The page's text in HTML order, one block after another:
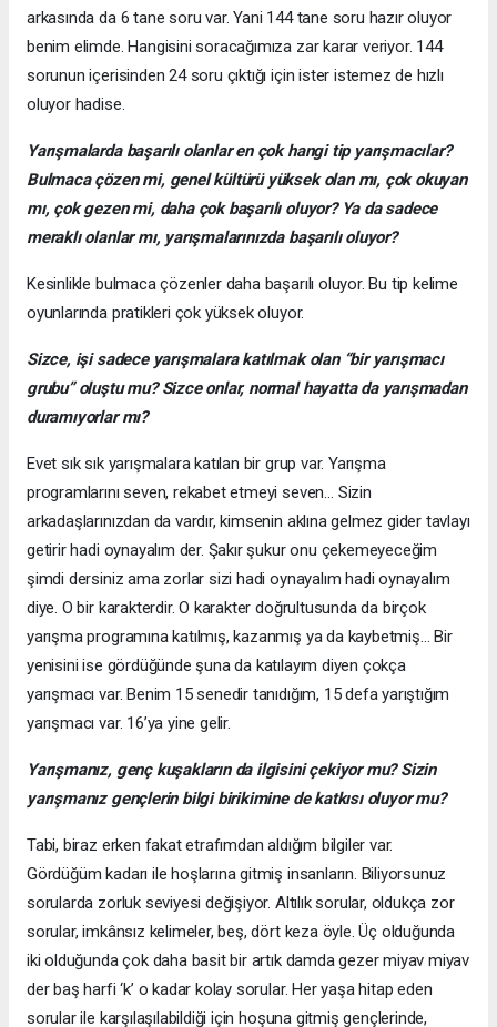
arkasında da 6 tane soru var. Yani 144 tane soru hazır oluyor
benim elimde. Hangisini soracağımıza zar karar veriyor. 144
sorunun içerisinden 24 soru çıktığı için ister istemez de hızlı
oluyor hadise.
Yarışmalarda başarılı olanlar en çok hangi tip yarışmacılar?
Bulmaca çözen mi, genel kültürü yüksek olan mı, çok okuyan
mı, çok gezen mi, daha çok başarılı oluyor? Ya da sadece
meraklı olanlar mı, yarışmalarınızda başarılı oluyor?
Kesinlikle bulmaca çözenler daha başarılı oluyor. Bu tip kelime
oyunlarında pratikleri çok yüksek oluyor.
Sizce, işi sadece yarışmalara katılmak olan “bir yarışmacı
grubu” oluştu mu? Sizce onlar, normal hayatta da yarışmadan
duramıyorlar mı?
Evet sık sık yarışmalara katılan bir grup var. Yarışma
programlarını seven, rekabet etmeyi seven… Sizin
arkadaşlarınızdan da vardır, kimsenin aklına gelmez gider tavlayı
getirir hadi oynayalım der. Şakır şukur onu çekemeyeceğim
şimdi dersiniz ama zorlar sizi hadi oynayalım hadi oynayalım
diye. O bir karakterdir. O karakter doğrultusunda da birçok
yarışma programına katılmış, kazanmış ya da kaybetmiş… Bir
yenisini ise gördüğünde şuna da katılayım diyen çokça
yarışmacı var. Benim 15 senedir tanıdığım, 15 defa yarıştığım
yarışmacı var. 16’ya yine gelir.
Yarışmanız, genç kuşakların da ilgisini çekiyor mu? Sizin
yarışmanız gençlerin bilgi birikimine de katkısı oluyor mu?
Tabi, biraz erken fakat etrafımdan aldığım bilgiler var.
Gördüğüm kadarı ile hoşlarına gitmiş insanların. Biliyorsunuz
sorularda zorluk seviyesi değişiyor. Altılık sorular, oldukça zor
sorular, imkânsız kelimeler, beş, dört keza öyle. Üç olduğunda
iki olduğunda çok daha basit bir artık damda gezer miyav miyav
der baş harfi ‘k’ o kadar kolay sorular. Her yaşa hitap eden
sorular ile karşılaşılabildiği için hoşuna gitmiş gençlerinde,